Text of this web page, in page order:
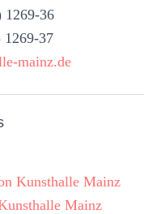
1269-36
1269-37
mainz.de
Kunsthalle Mainz
Mainz